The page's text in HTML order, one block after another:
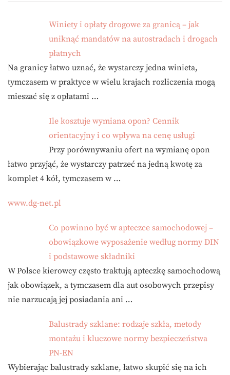
Winiety i opłaty drogowe za granicą – jak
uniknąć mandatów na autostradach i drogach
płatnych
Na granicy łatwo uznać, że wystarczy jedna winieta,
tymczasem w praktyce w wielu krajach rozliczenia mogą
mieszać się z opłatami …
Ile kosztuje wymiana opon? Cennik
orientacyjny i co wpływa na cenę usługi
Przy porównywaniu ofert na wymianę opon
łatwo przyjąć, że wystarczy patrzeć na jedną kwotę za
komplet 4 kół, tymczasem w …
www.dg-net.pl
Co powinno być w apteczce samochodowej –
obowiązkowe wyposażenie według normy DIN
i podstawowe składniki
W Polsce kierowcy często traktują apteczkę samochodową
jak obowiązek, a tymczasem dla aut osobowych przepisy
nie narzucają jej posiadania ani …
Balustrady szklane: rodzaje szkła, metody
montażu i kluczowe normy bezpieczeństwa
PN-EN
Wybierając balustrady szklane, łatwo skupić się na ich